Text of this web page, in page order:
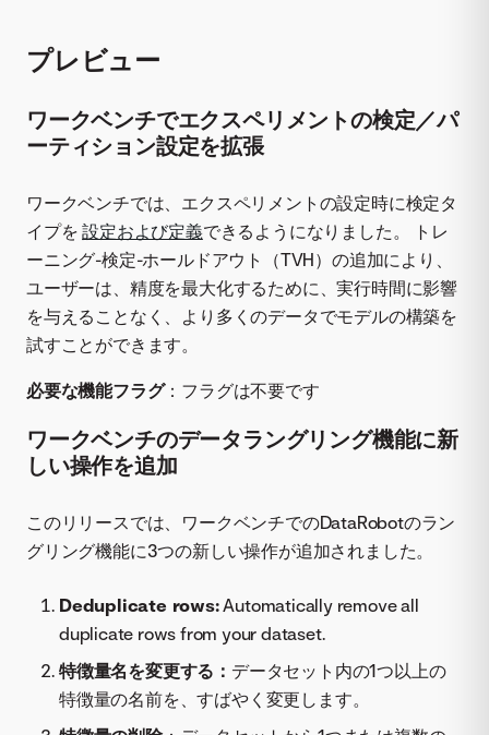
プレビュー
ワークベンチでエクスペリメントの検定／パ
ーティション設定を拡張
ワークベンチでは、エクスペリメントの設定時に検定タ
イプを設定および定義できるようになりました。 トレ
ーニング-検定-ホールドアウト（TVH）の追加により、
ユーザーは、精度を最大化するために、実行時間に影響
を与えることなく、より多くのデータでモデルの構築を
試すことができます。
必要な機能フラグ：フラグは不要です
ワークベンチのデータラングリング機能に新
しい操作を追加
このリリースでは、ワークベンチでのDataRobotのラン
グリング機能に3つの新しい操作が追加されました。
Deduplicate rows:Automatically remove all
duplicate rows from your dataset.
特徴量名を変更する： データセット内の1つ以上の
特徴量の名前を、すばやく変更します。